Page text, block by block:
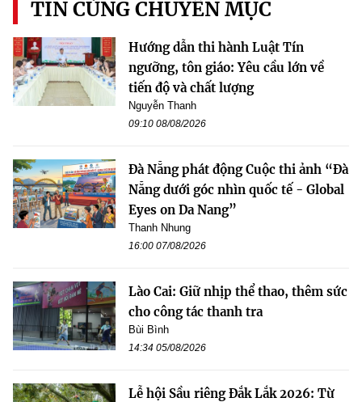
TIN CÙNG CHUYÊN MỤC
Hướng dẫn thi hành Luật Tín
ngưỡng, tôn giáo: Yêu cầu lớn về
tiến độ và chất lượng
Nguyễn Thanh
09:10 08/08/2026
Đà Nẵng phát động Cuộc thi ảnh “Đà
Nẵng dưới góc nhìn quốc tế - Global
Eyes on Da Nang”
Thanh Nhung
16:00 07/08/2026
Lào Cai: Giữ nhịp thể thao, thêm sức
cho công tác thanh tra
Bùi Bình
14:34 05/08/2026
Lễ hội Sầu riêng Đắk Lắk 2026: Từ